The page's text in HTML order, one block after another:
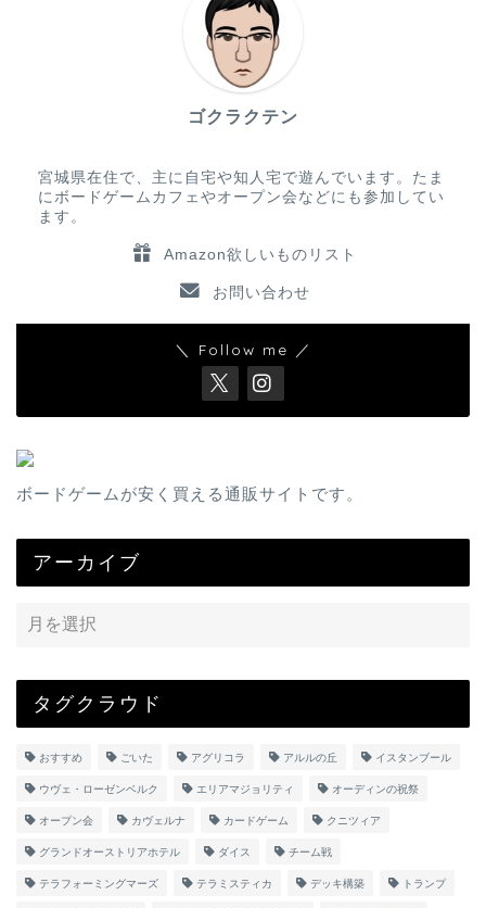
ゴクラクテン
宮城県在住で、主に自宅や知人宅で遊んでいます。たま
にボードゲームカフェやオープン会などにも参加してい
ます。
Amazon欲しいものリスト
お問い合わせ
＼ Follow me ／
ボードゲームが安く買える通販サイトです。
アーカイブ
タグクラウド
おすすめ ごいた アグリコラ アルルの丘 イスタンブール
ウヴェ・ローゼンベルク エリアマジョリティ オーディンの祝祭
オープン会 カヴェルナ カードゲーム クニツィア
グランドオーストリアホテル ダイス チーム戦
テラフォーミングマーズ テラミスティカ デッキ構築 トランプ